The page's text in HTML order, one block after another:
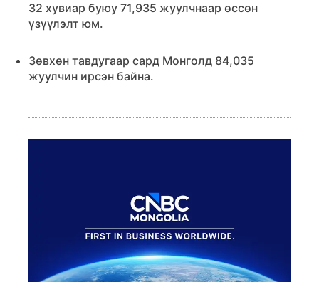
32 хувиар буюу 71,935 жуулчнаар өссөн
үзүүлэлт юм.
Зөвхөн тавдугаар сард Монголд 84,035
жуулчин ирсэн байна.